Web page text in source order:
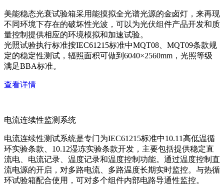
美能稳态光衰试验箱采用能摸拟全光谱光源的金卤灯，来再现
不同环境下存在的破坏性光波，可以为光伏组件产品开发和质
量控制提供相应的环境模拟和加速试验。
光照试验执行标准按IEC61215标准中MQT08、MQT09条款规
定的稳定性测试，辐照面积可做到6040×2560mm，光照等级
满足BBA标准。
查看详情
电流连续性监测系统
电流连续性测试系统是专门为IEC61215标准中10.11高低温循
环实验条款、10.12湿冻实验条款开发，主要包括提供稳定直
流电、电流记录、温度记录和温度控制功能。通过温度控制直
流电源的开启，对多路电流、多路温度长期实时监控。与热循
环试验箱配合使用，可对多个组件内部电路导通性监控。